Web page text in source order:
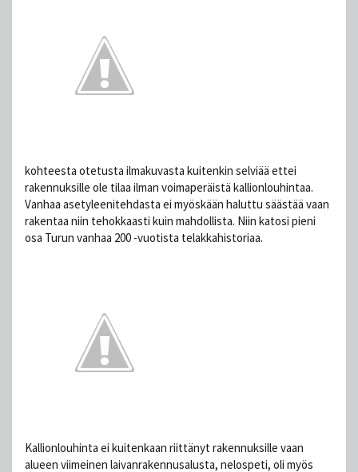
kohteesta otetusta ilmakuvasta kuitenkin selviää ettei
rakennuksille ole tilaa ilman voimaperäistä kallionlouhintaa.
Vanhaa asetyleenitehdasta ei myöskään haluttu säästää vaan
rakentaa niin tehokkaasti kuin mahdollista. Niin katosi pieni
osa Turun vanhaa 200 -vuotista telakkahistoriaa.
Kallionlouhinta ei kuitenkaan riittänyt rakennuksille vaan
alueen viimeinen laivanrakennusalusta, nelospeti, oli myös